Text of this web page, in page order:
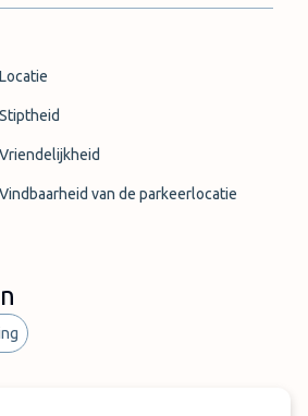
Locatie
Stiptheid
Vriendelijkheid
Vindbaarheid van de parkeerlocatie